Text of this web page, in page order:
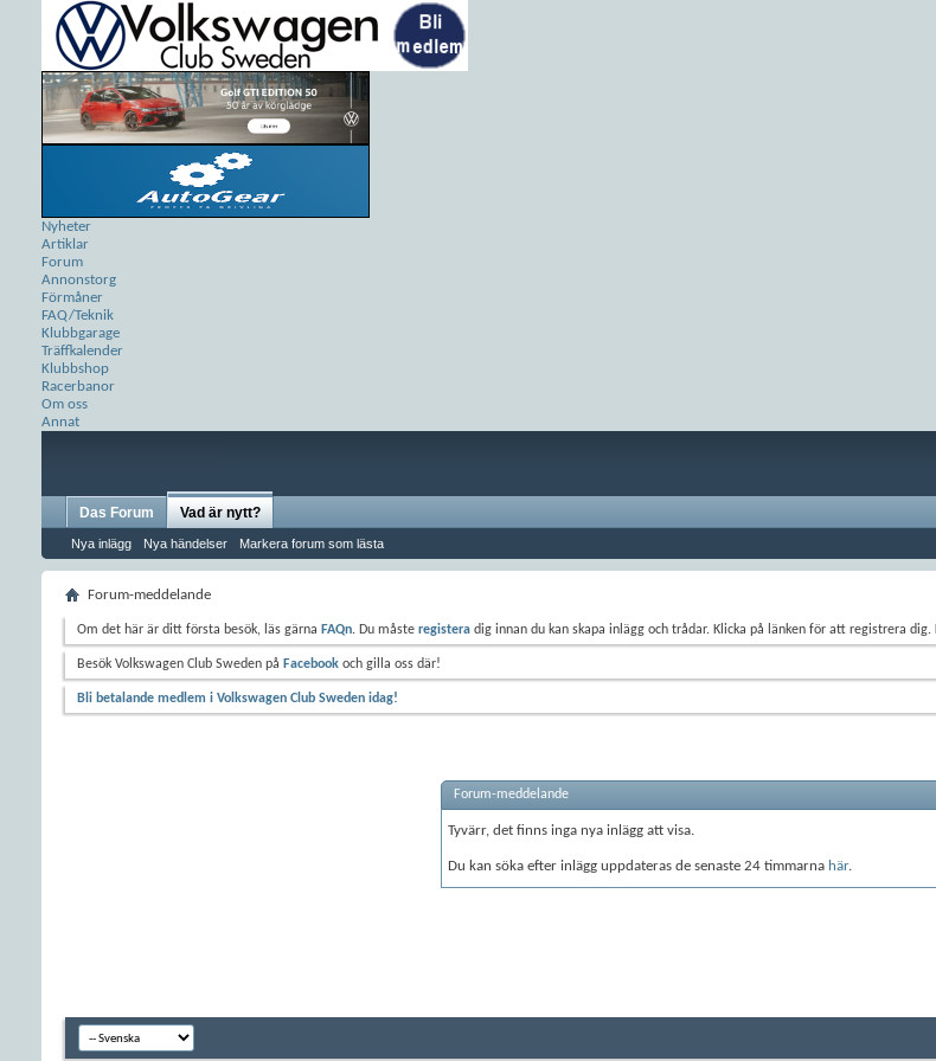
Nyheter
Artiklar
Forum
Annonstorg
Förmåner
FAQ/Teknik
Klubbgarage
Träffkalender
Klubbshop
Racerbanor
Om oss
Annat
Das Forum Vad är nytt?
Nya inlägg Nya händelser Markera forum som lästa
Forum-meddelande
Om det här är ditt första besök, läs gärna FAQn. Du måste registera dig innan du kan skapa inlägg och trådar. Klicka på länken för att registrera dig.
Besök Volkswagen Club Sweden på Facebook och gilla oss där!
Bli betalande medlem i Volkswagen Club Sweden idag!
Forum-meddelande
Tyvärr, det finns inga nya inlägg att visa.
Du kan söka efter inlägg uppdateras de senaste 24 timmarna här.